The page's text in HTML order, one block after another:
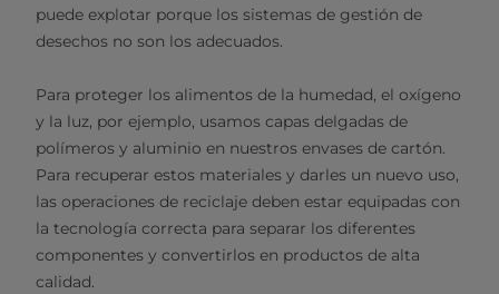
puede explotar porque los sistemas de gestión de
desechos no son los adecuados.
Para proteger los alimentos de la humedad, el oxígeno
y la luz, por ejemplo, usamos capas delgadas de
polímeros y aluminio en nuestros envases de cartón.
Para recuperar estos materiales y darles un nuevo uso,
las operaciones de reciclaje deben estar equipadas con
la tecnología correcta para separar los diferentes
componentes y convertirlos en productos de alta
calidad.